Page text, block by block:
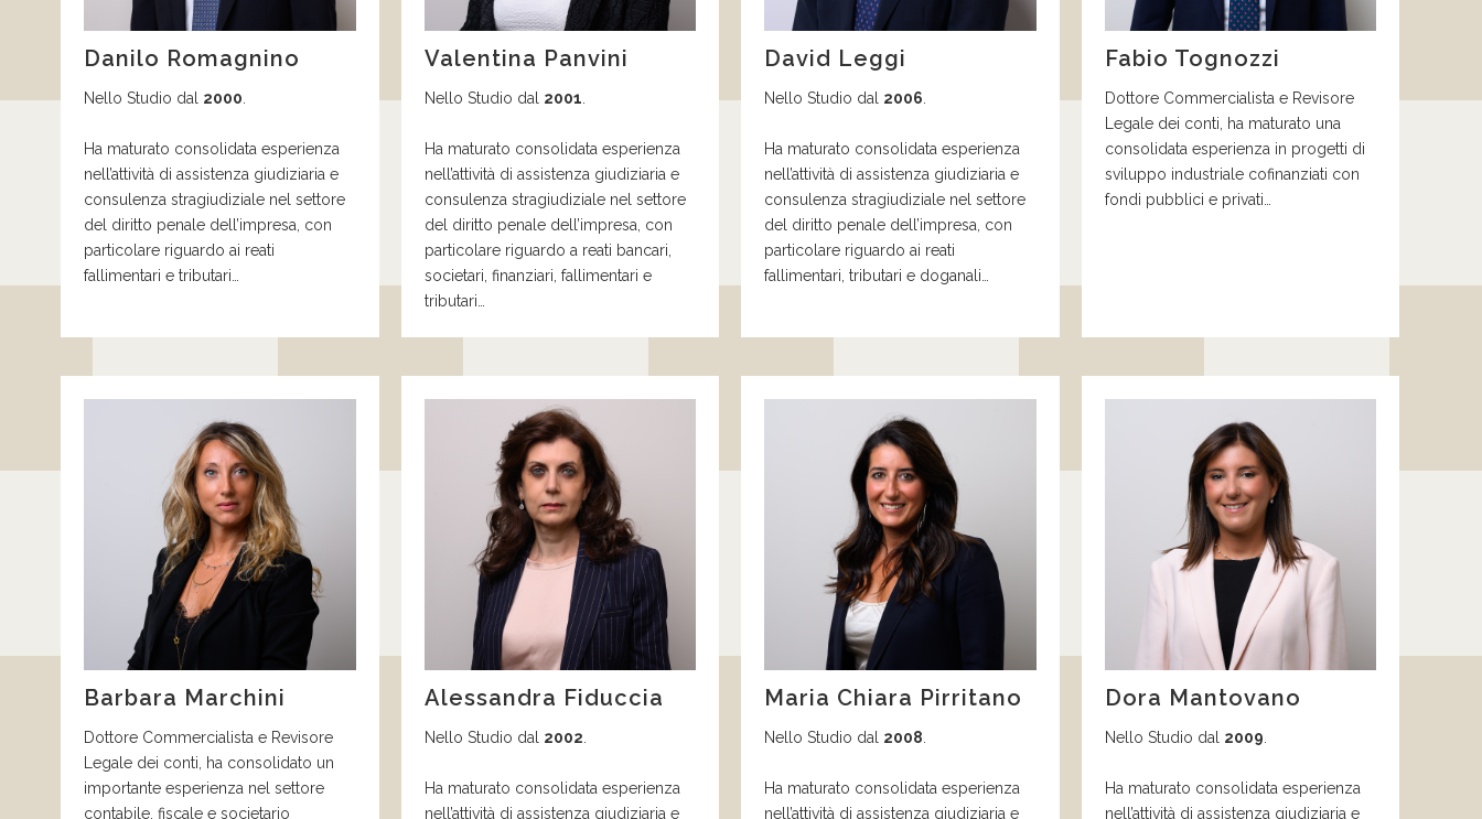
Danilo Romagnino
Nello Studio dal 2000
Ha maturato consolidata esperienza
nell’attività di assistenza giudiziaria e
consulenza stragiudiziale nel settore
del diritto penale dell’impresa, con
particolare riguardo ai reati
fallimentari e tributari…
Valentina Panvini
Nello Studio dal 2001
Ha maturato consolidata esperienza
nell’attività di assistenza giudiziaria e
consulenza stragiudiziale nel settore
del diritto penale dell’impresa, con
particolare riguardo a reati bancari,
societari, finanziari, fallimentari e
tributari…
David Leggi
Nello Studio dal 2006
Ha maturato consolidata esperienza
nell’attività di assistenza giudiziaria e
consulenza stragiudiziale nel settore
del diritto penale dell’impresa, con
particolare riguardo ai reati
fallimentari, tributari e doganali…
Fabio Tognozzi
Dottore Commercialista e Revisore
Legale dei conti, ha maturato una
consolidata esperienza in progetti di
sviluppo industriale cofinanziati con
fondi pubblici e privati…
Barbara Marchini
Dottore Commercialista e Revisore
Legale dei conti, ha consolidato un
importante esperienza nel settore
contabile, fiscale e societario
Alessandra Fiduccia
Nello Studio dal 2002.
Ha maturato consolidata esperienza
nell’attività di assistenza giudiziaria e
Maria Chiara Pirritano
Nello Studio dal 2008.
Ha maturato consolidata esperienza
nell’attività di assistenza giudiziaria e
Dora Mantovano
Nello Studio dal 2009.
Ha maturato consolidata esperienza
nell’attività di assistenza giudiziaria e